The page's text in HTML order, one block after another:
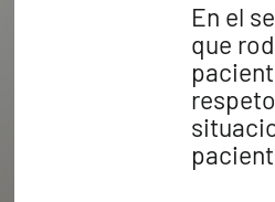
En el
que